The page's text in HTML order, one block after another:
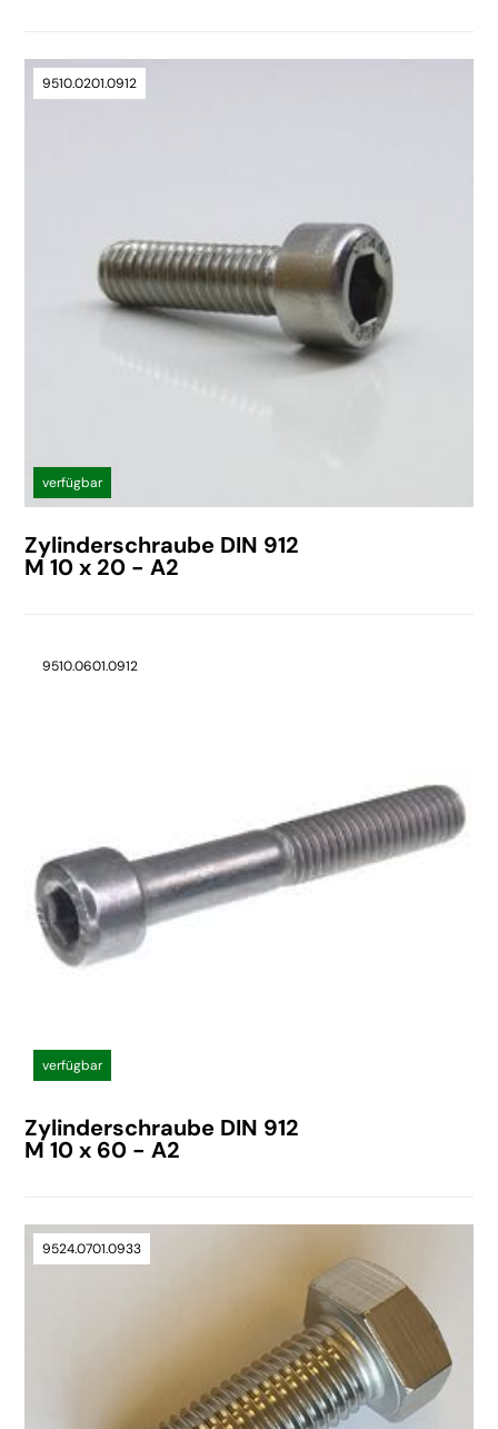
9510.0201.0912
verfügbar
Zylinderschraube DIN 912
M 10 x 20 - A2
9510.0601.0912
verfügbar
Zylinderschraube DIN 912
M 10 x 60 - A2
9524.0701.0933